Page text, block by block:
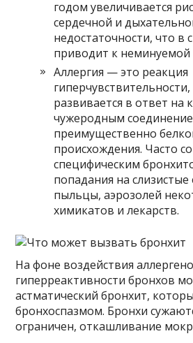
годом увеличивается
сердечной и
недостаточности, что в
приводит к неминуемой
Аллергия — это реакция
развивается в ответ на
чужеродным
преимущественно
происхождения. Часто
специфическим
попадания на
пыльцы, аэрозолей
химикатов и лекарств.
На фоне воздействия
гиперреактивности бронхов
астматический бронхит,
бронхоспазмом. Бронхи
ограничен, откашливание